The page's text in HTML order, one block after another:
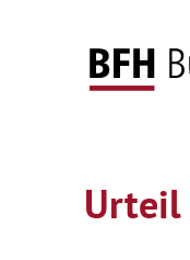
Startseite
Urteil